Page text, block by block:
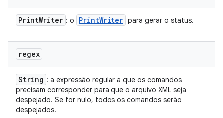
PrintWriter : o PrintWriter para gerar o status.
regex
String : a expressão regular a que os comandos
precisam corresponder para que o arquivo XML seja
despejado. Se for nulo, todos os comandos serão
despejados.